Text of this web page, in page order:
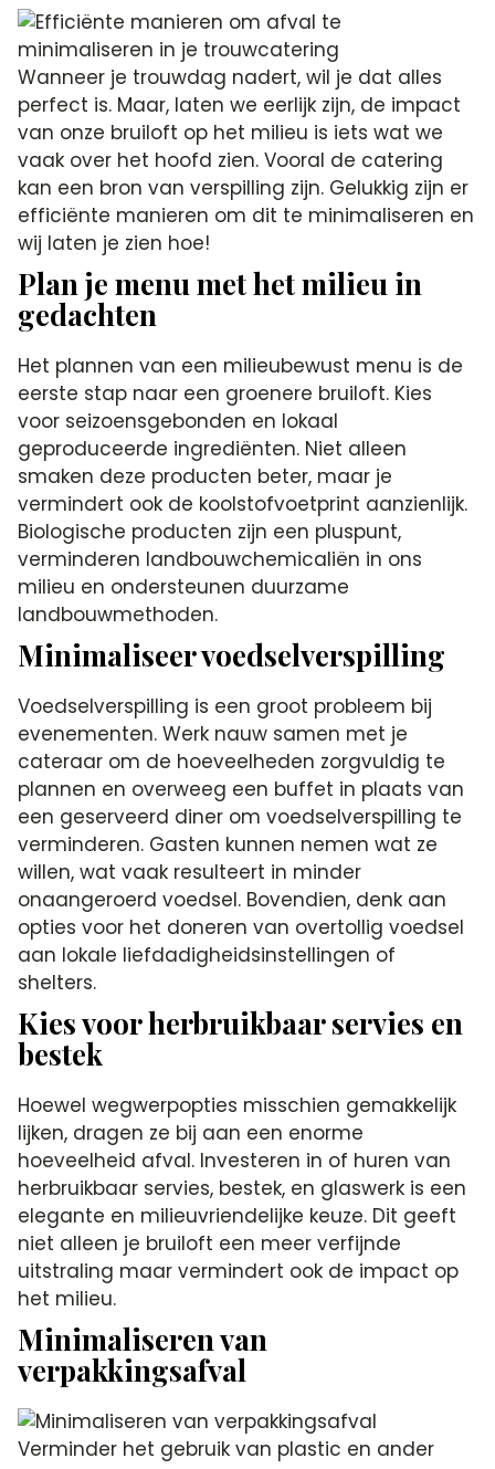
Wanneer je trouwdag nadert, wil je dat alles
perfect is. Maar, laten we eerlijk zijn, de impact
van onze bruiloft op het milieu is iets wat we
vaak over het hoofd zien. Vooral de catering
kan een bron van verspilling zijn. Gelukkig zijn er
efficiënte manieren om dit te minimaliseren en
wij laten je zien hoe!
Plan je menu met het milieu in
gedachten
Het plannen van een milieubewust menu is de
eerste stap naar een groenere bruiloft. Kies
voor seizoensgebonden en lokaal
geproduceerde ingrediënten. Niet alleen
smaken deze producten beter, maar je
vermindert ook de koolstofvoetprint aanzienlijk.
Biologische producten zijn een pluspunt,
verminderen landbouwchemicaliën in ons
milieu en ondersteunen duurzame
landbouwmethoden.
Minimaliseer voedselverspilling
Voedselverspilling is een groot probleem bij
evenementen. Werk nauw samen met je
cateraar om de hoeveelheden zorgvuldig te
plannen en overweeg een buffet in plaats van
een geserveerd diner om voedselverspilling te
verminderen. Gasten kunnen nemen wat ze
willen, wat vaak resulteert in minder
onaangeroerd voedsel. Bovendien, denk aan
opties voor het doneren van overtollig voedsel
aan lokale liefdadigheidsinstellingen of
shelters.
Kies voor herbruikbaar servies en
bestek
Hoewel wegwerpopties misschien gemakkelijk
lijken, dragen ze bij aan een enorme
hoeveelheid afval. Investeren in of huren van
herbruikbaar servies, bestek, en glaswerk is een
elegante en milieuvriendelijke keuze. Dit geeft
niet alleen je bruiloft een meer verfijnde
uitstraling maar vermindert ook de impact op
het milieu.
Minimaliseren van
verpakkingsafval
Verminder het gebruik van plastic en ander